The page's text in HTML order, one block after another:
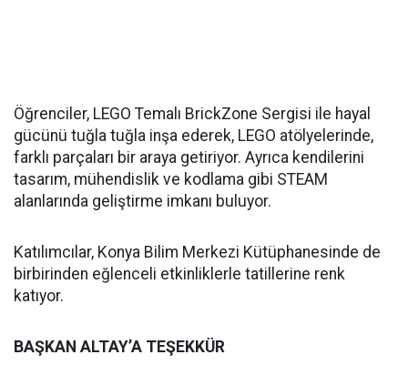
Öğrenciler, LEGO Temalı BrickZone Sergisi ile hayal
gücünü tuğla tuğla inşa ederek, LEGO atölyelerinde,
farklı parçaları bir araya getiriyor. Ayrıca kendilerini
tasarım, mühendislik ve kodlama gibi STEAM
alanlarında geliştirme imkanı buluyor.
Katılımcılar, Konya Bilim Merkezi Kütüphanesinde de
birbirinden eğlenceli etkinliklerle tatillerine renk
katıyor.
BAŞKAN ALTAY’A TEŞEKKÜR